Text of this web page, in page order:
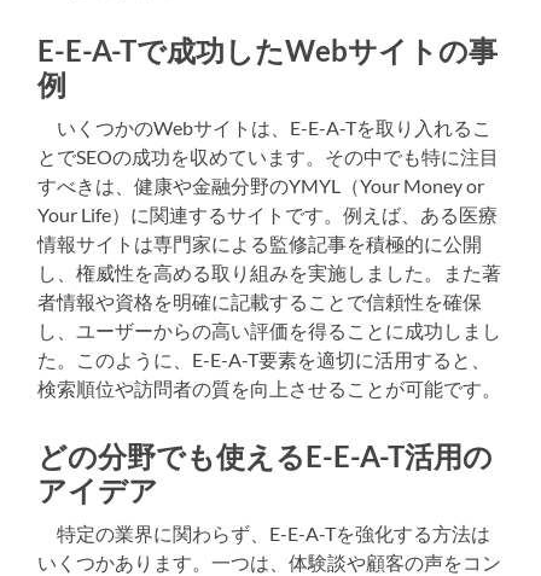
E-E-A-Tで成功したWebサイトの事
例
いくつかのWebサイトは、E-E-A-Tを取り入れるこ
とでSEOの成功を収めています。その中でも特に注目
すべきは、健康や金融分野のYMYL（Your Money or
Your Life）に関連するサイトです。例えば、ある医療
情報サイトは専門家による監修記事を積極的に公開
し、権威性を高める取り組みを実施しました。また著
者情報や資格を明確に記載することで信頼性を確保
し、ユーザーからの高い評価を得ることに成功しまし
た。このように、E-E-A-T要素を適切に活用すると、
検索順位や訪問者の質を向上させることが可能です。
どの分野でも使えるE-E-A-T活用の
アイデア
特定の業界に関わらず、E-E-A-Tを強化する方法は
いくつかあります。一つは、体験談や顧客の声をコン